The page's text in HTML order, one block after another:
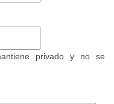
privado y no se